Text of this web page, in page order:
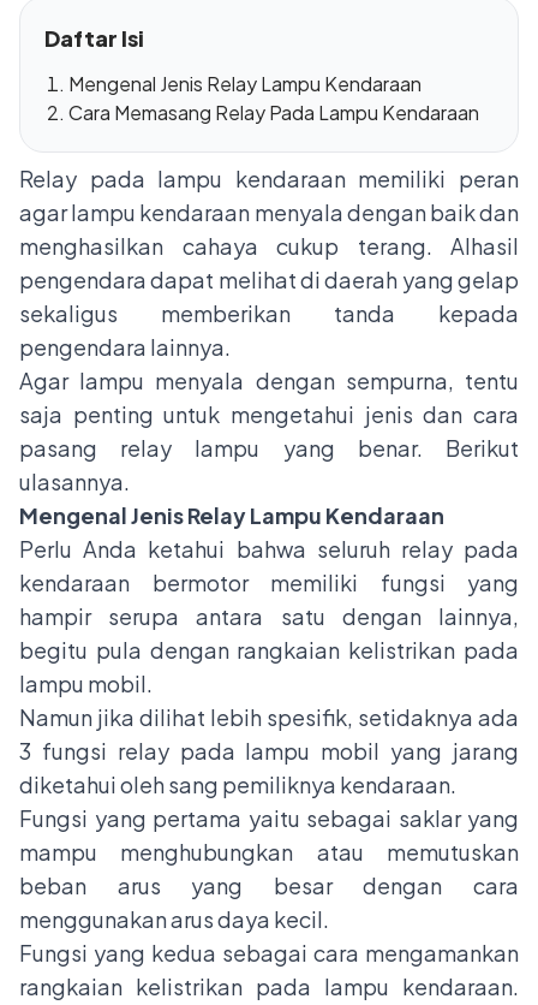
Daftar Isi
Mengenal Jenis Relay Lampu Kendaraan
Cara Memasang Relay Pada Lampu Kendaraan
Relay pada lampu kendaraan memiliki peran
agar lampu kendaraan menyala dengan baik dan
menghasilkan cahaya cukup terang. Alhasil
pengendara dapat melihat di daerah yang gelap
sekaligus memberikan tanda kepada
pengendara lainnya.
Agar lampu menyala dengan sempurna, tentu
saja penting untuk mengetahui jenis dan cara
pasang relay lampu yang benar. Berikut
ulasannya.
Mengenal Jenis Relay Lampu Kendaraan
Perlu Anda ketahui bahwa seluruh relay pada
kendaraan bermotor memiliki fungsi yang
hampir serupa antara satu dengan lainnya,
begitu pula dengan rangkaian kelistrikan pada
lampu mobil.
Namun jika dilihat lebih spesifik, setidaknya ada
3 fungsi relay pada lampu mobil yang jarang
diketahui oleh sang pemiliknya kendaraan.
Fungsi yang pertama yaitu sebagai saklar yang
mampu menghubungkan atau memutuskan
beban arus yang besar dengan cara
menggunakan arus daya kecil.
Fungsi yang kedua sebagai cara mengamankan
rangkaian kelistrikan pada lampu kendaraan.